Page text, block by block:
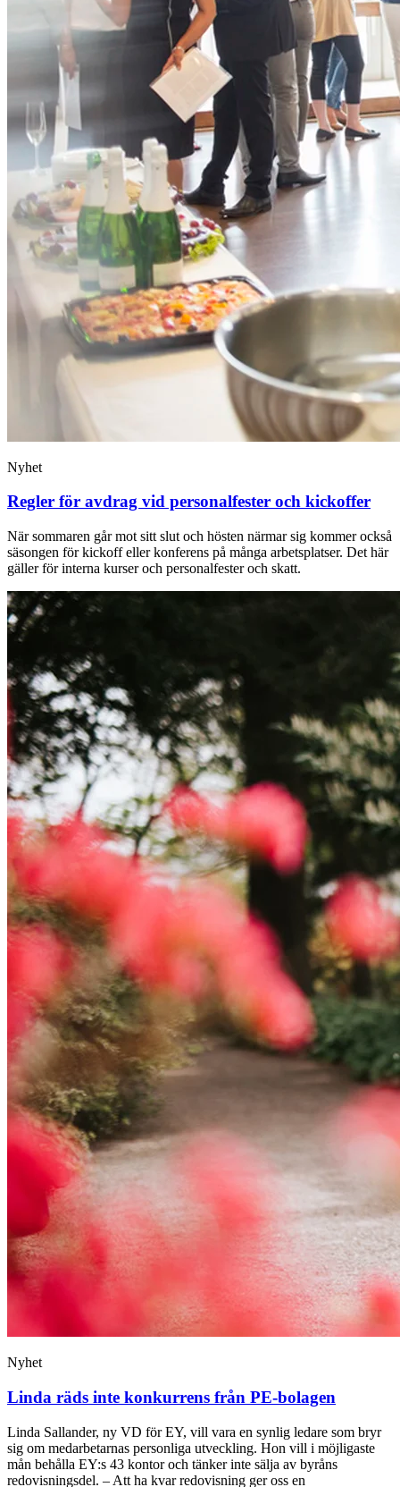
Nyhet
Regler för avdrag vid personalfester och kickoffer
När sommaren går mot sitt slut och hösten närmar sig kommer också
säsongen för kickoff eller konferens på många arbetsplatser. Det här
gäller för interna kurser och personalfester och skatt.
Nyhet
Linda räds inte konkurrens från PE-bolagen
Linda Sallander, ny VD för EY, vill vara en synlig ledare som bryr
sig om medarbetarnas personliga utveckling. Hon vill i möjligaste
mån behålla EY:s 43 kontor och tänker inte sälja av byråns
redovisningsdel. – Att ha kvar redovisning ger oss en